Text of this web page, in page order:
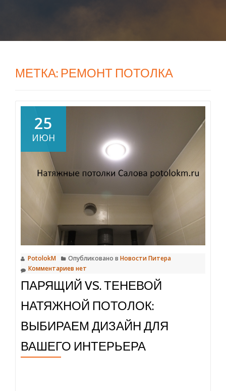
МЕТКА: РЕМОНТ ПОТОЛКА
25
ИЮН
PotolokM Опубликовано в Новости Питера
Комментариев нет
ПАРЯЩИЙ VS. ТЕНЕВОЙ
НАТЯЖНОЙ ПОТОЛОК:
ВЫБИРАЕМ ДИЗАЙН ДЛЯ
ВАШЕГО ИНТЕРЬЕРА